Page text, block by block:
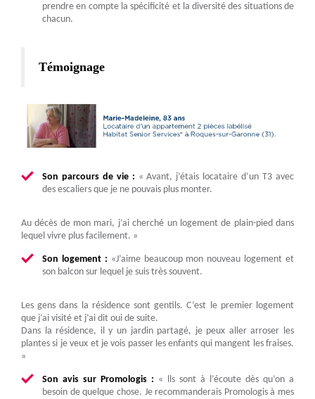
prendre en compte la spécificité et la diversité des situations de
chacun.
Témoignage
Son parcours de vie : « Avant, j’étais locataire d’un T3 avec
des escaliers que je ne pouvais plus monter.
Au décès de mon mari, j’ai cherché un logement de plain-pied dans
lequel vivre plus facilement. »
Son logement : «J’aime beaucoup mon nouveau logement et
son balcon sur lequel je suis très souvent.
Les gens dans la résidence sont gentils. C’est le premier logement
que j’ai visité et j’ai dit oui de suite.
Dans la résidence, il y un jardin partagé, je peux aller arroser les
plantes si je veux et je vois passer les enfants qui mangent les fraises.
»
Son avis sur Promologis : « lls sont à l’écoute dès qu’on a
besoin de quelque chose. Je recommanderais Promologis à mes